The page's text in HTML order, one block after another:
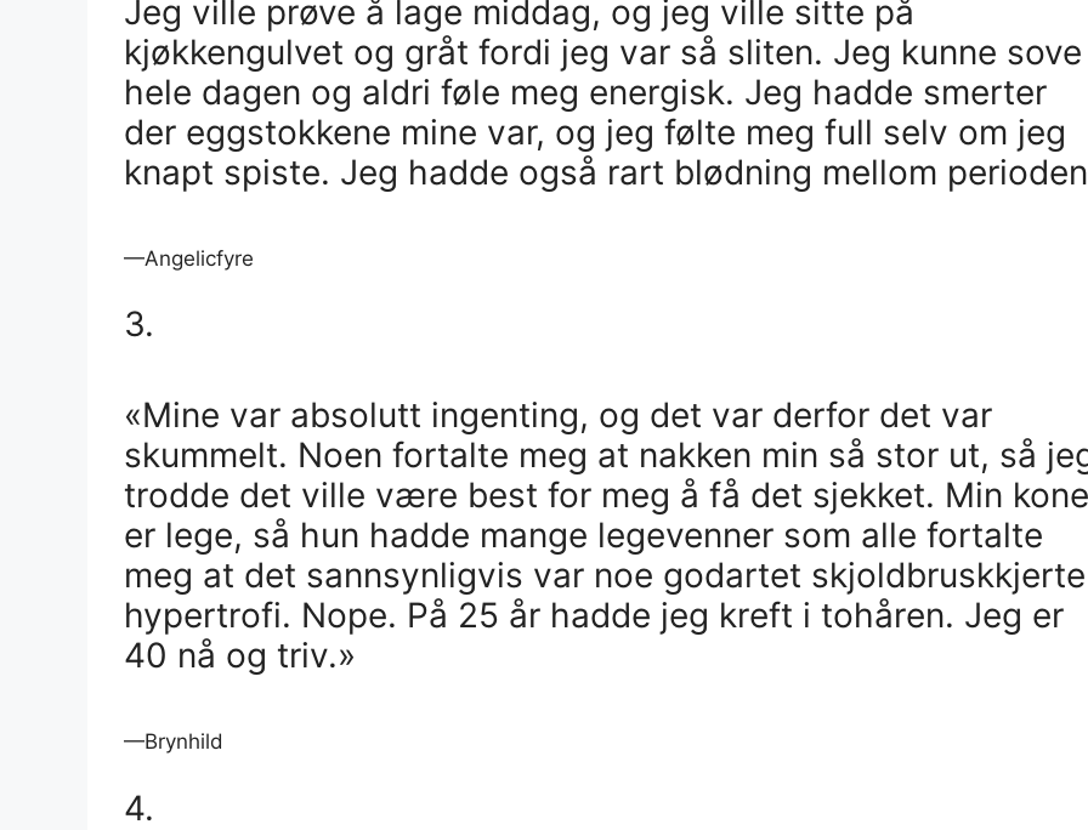
Jeg ville prøve å lage middag, og jeg ville sitte på
kjøkkengulvet og gråt fordi jeg var så sliten. Jeg kunne sove
hele dagen og aldri føle meg energisk. Jeg hadde smerter
der eggstokkene mine var, og jeg følte meg full selv om jeg
knapt spiste. Jeg hadde også rart blødning mellom
—Angelicfyre
3.
«Mine var absolutt ingenting, og det var derfor det var
skummelt. Noen fortalte meg at nakken min så stor ut, så
trodde det ville være best for meg å få det sjekket. Min kone
er lege, så hun hadde mange legevenner som alle fortalte
meg at det sannsynligvis var noe godartet
hypertrofi. Nope. På 25 år hadde jeg kreft i tohåren. Jeg er
40 nå og triv.»
—Brynhild
4.